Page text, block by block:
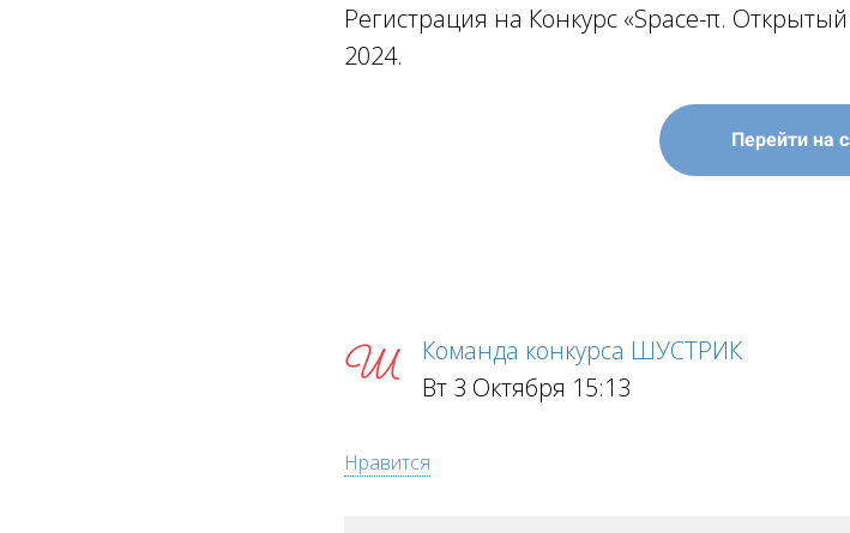
Регистрация на Конкурс «Space-π.
2024.
Перейти на
Команда конкурса ШУСТРИК
Вт 3 Октября 15:13
Нравится